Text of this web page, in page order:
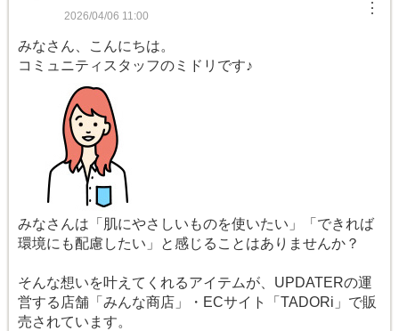
2026/04/06 11:00 ︙
みなさん、こんにちは。
コミュニティスタッフのミドリです♪
みなさんは「肌にやさしいものを使いたい」「できれば
環境にも配慮したい」と感じることはありませんか？
そんな想いを叶えてくれるアイテムが、UPDATERの運
営する店舗「みんな商店」・ECサイト「TADORi」で販
売されています。